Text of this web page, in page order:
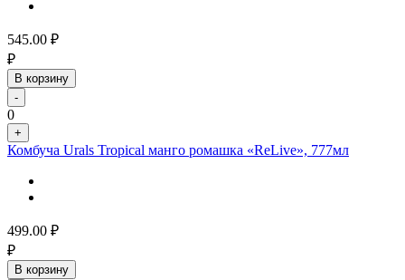
545.00 ₽
₽
В корзину
-
0
+
Комбуча Urals Tropical манго ромашка «ReLive», 777мл
499.00 ₽
₽
В корзину